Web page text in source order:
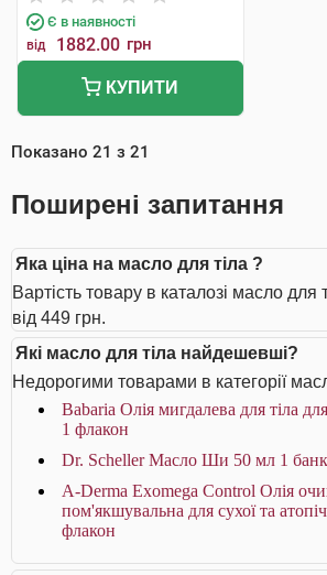
Є в наявності
від 1882.00 грн
КУПИТИ
Показано 21 з 21
Поширені запитання
Яка ціна на масло для тіла ?
Вартість товару в каталозі масло для
від 449 грн.
Які масло для тіла найдешевші?
Недорогими товарами в категорії
Babaria Олія мигдалева для тіла
1 флакон
Dr. Scheller Масло Ши 50 мл 1
A-Derma Exomega Control Олія
пом'якшувальна для сухої та
флакон